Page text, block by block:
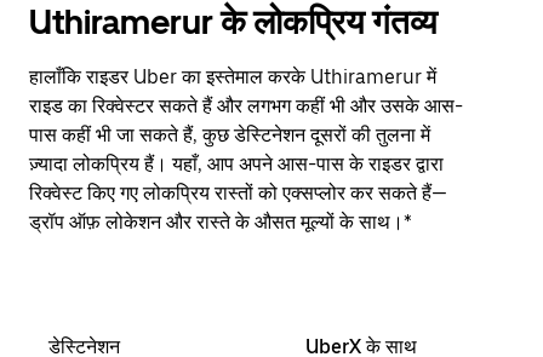
Uthiramerur के लोकप्रिय गंतव्य
हालाँकि राइडर Uber का इस्तेमाल करके Uthiramerur में
राइड का रिक्वेस्टर सकते हैं और लगभग कहीं भी और उसके आस-
पास कहीं भी जा सकते हैं, कुछ डेस्टिनेशन दूसरों की तुलना में
ज़्यादा लोकप्रिय हैं। यहाँ, आप अपने आस-पास के राइडर द्वारा
रिक्वेस्ट किए गए लोकप्रिय रास्तों को एक्सप्लोर कर सकते हैं—
ड्रॉप ऑफ़ लोकेशन और रास्ते के औसत मूल्यों के साथ।*
डेस्टिनेशन
UberX के साथ